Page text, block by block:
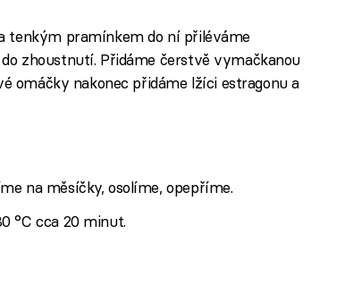
tenkým pramínkem do ní přiléváme
zhoustnutí. Přidáme čerstvě vymačkanou
omáčky nakonec přidáme lžíci estragonu a
na měsíčky, osolíme, opepříme.
°C cca 20 minut.